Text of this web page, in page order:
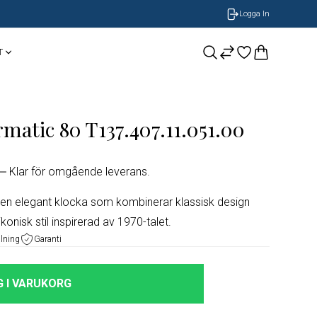
Logga In
GUESS
ORIS
Herrklockor
NOBEL by BILLGREN
80 T137.407.11.051.00
Klar för omgående leverans.
elegant klocka som kombinerar klassisk design
stil inspirerad av 1970-talet.
Garanti
I VARUKORG